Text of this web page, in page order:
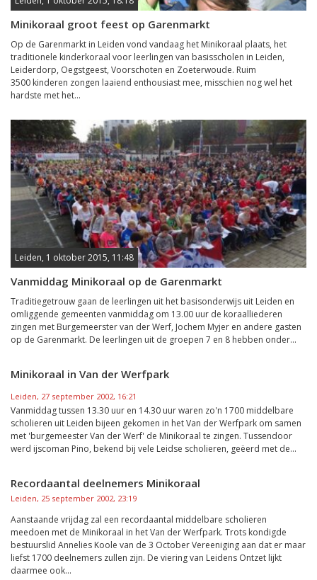
Minikoraal groot feest op Garenmarkt
Op de Garenmarkt in Leiden vond vandaag het Minikoraal plaats, het
traditionele kinderkoraal voor leerlingen van basisscholen in Leiden,
Leiderdorp, Oegstgeest, Voorschoten en Zoeterwoude. Ruim
3500 kinderen zongen laaiend enthousiast mee, misschien nog wel het
hardste met het...
Leiden, 1 oktober 2015, 11:48
Vanmiddag Minikoraal op de Garenmarkt
Traditiegetrouw gaan de leerlingen uit het basisonderwijs uit Leiden en
omliggende gemeenten vanmiddag om 13.00 uur de koraalliederen
zingen met Burgemeerster van der Werf, Jochem Myjer en andere gasten
op de Garenmarkt. De leerlingen uit de groepen 7 en 8 hebben onder...
Minikoraal in Van der Werfpark
Leiden, 27 september 2002, 16:21
Vanmiddag tussen 13.30 uur en 14.30 uur waren zo'n 1700 middelbare
scholieren uit Leiden bijeen gekomen in het Van der Werfpark om samen
met 'burgemeester Van der Werf' de Minikoraal te zingen. Tussendoor
werd ijscoman Pino, bekend bij vele Leidse scholieren, geëerd met de...
Recordaantal deelnemers Minikoraal
Leiden, 25 september 2002, 23:19
Aanstaande vrijdag zal een recordaantal middelbare scholieren
meedoen met de Minikoraal in het Van der Werfpark. Trots kondigde
bestuurslid Annelies Koole van de 3 October Vereeniging aan dat er maar
liefst 1700 deelnemers zullen zijn. De viering van Leidens Ontzet lijkt
daarmee ook...